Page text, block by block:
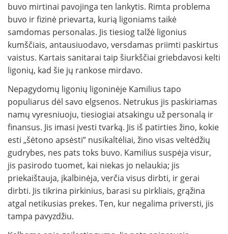
buvo mirtinai pavojinga ten lankytis. Rimta problema
buvo ir fizinė prievarta, kurią ligoniams taikė
samdomas personalas. Jis tiesiog talžė ligonius
kumščiais, antausiuodavo, versdamas priimti paskirtus
vaistus. Kartais sanitarai taip šiurkščiai griebdavosi kelti
ligonių, kad šie jų rankose mirdavo.
Nepagydomų ligonių ligoninėje Kamilius tapo
populiarus dėl savo elgsenos. Netrukus jis paskiriamas
namų vyresniuoju, tiesiogiai atsakingu už personalą ir
finansus. Jis imasi įvesti tvarką. Jis iš patirties žino, kokie
esti „šėtono apsėsti” nusikaltėliai, žino visas veltėdžių
gudrybes, nes pats toks buvo. Kamilius suspėja visur,
jis pasirodo tuomet, kai niekas jo nelaukia; jis
priekaištauja, įkalbinėja, verčia visus dirbti, ir gerai
dirbti. Jis tikrina pirkinius, barasi su pirkliais, grąžina
atgal netikusias prekes. Ten, kur negalima priversti, jis
tampa pavyzdžiu.